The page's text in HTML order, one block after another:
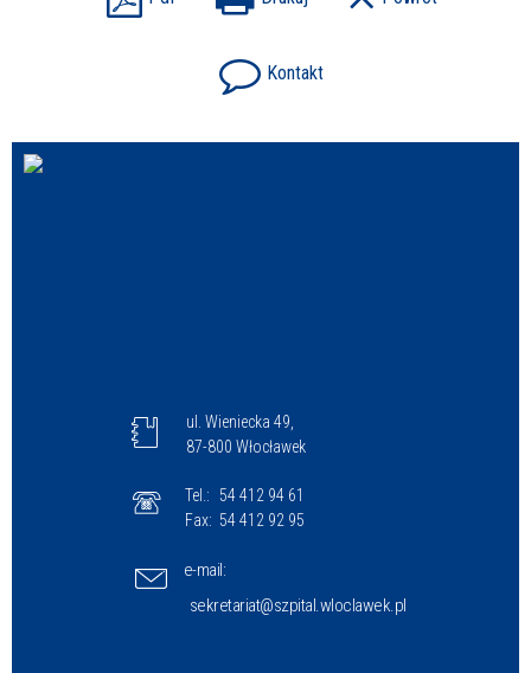
Kontakt
ul. Wieniecka 49,
87-800 Włocławek
Tel.: 54 412 94 61
Fax: 54 412 92 95
e-mail:
sekretariat@szpital.wloclawek.pl